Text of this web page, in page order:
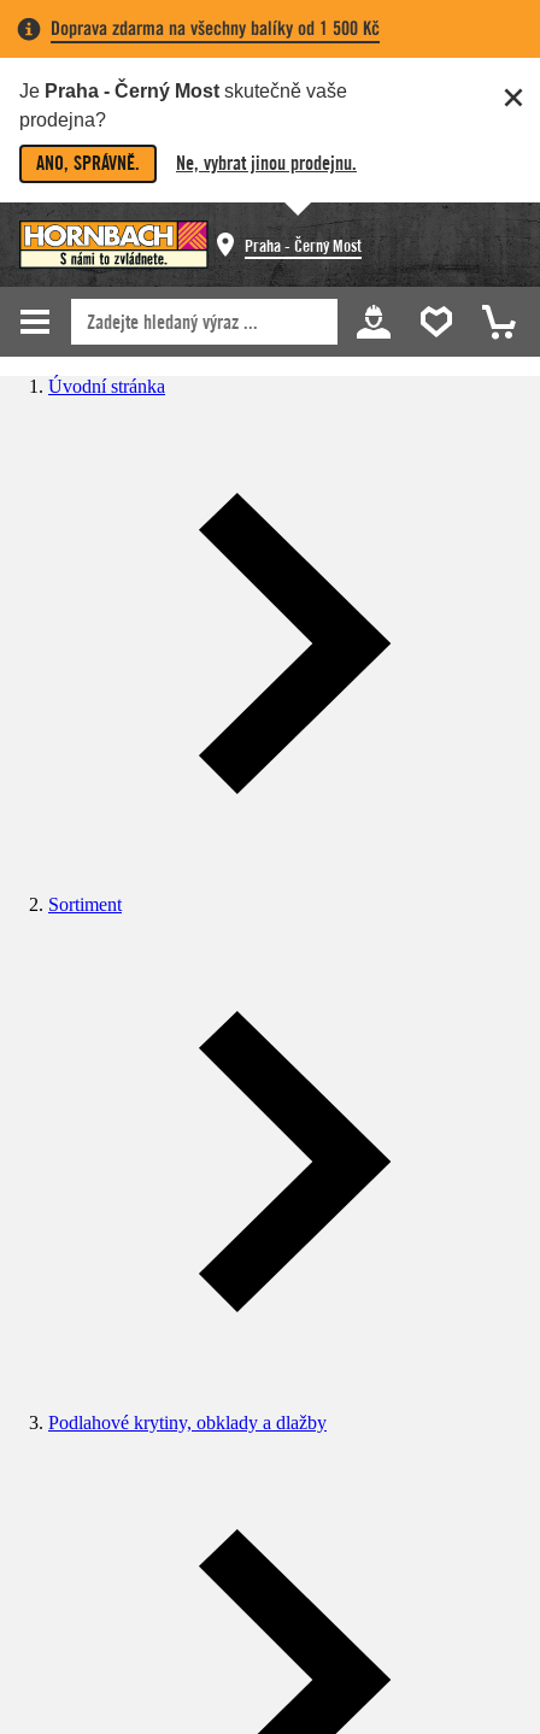
Doprava zdarma na všechny balíky od 1 500 Kč
Je Praha - Černý Most skutečně vaše
prodejna?
ANO, SPRÁVNĚ. Ne, vybrat jinou prodejnu.
Praha - Černý Most
Úvodní stránka
Sortiment
Podlahové krytiny, obklady a dlažby